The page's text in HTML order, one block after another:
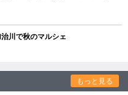
川で秋のマルシェ
もっと見る